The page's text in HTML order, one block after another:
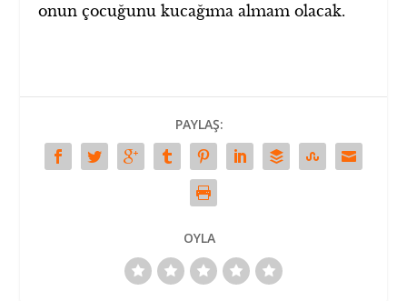
onun çocuğunu kucağıma almam olacak.
PAYLAŞ:
OYLA